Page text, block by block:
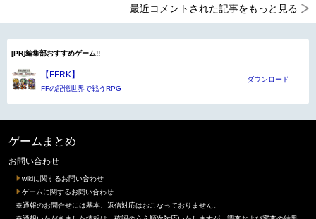
最近コメントされた記事をもっと見る
[PR]編集部おすすめゲーム!!
【FFRK】
FFの記憶世界で戦うRPG
ダウンロード
ゲームまとめ
お問い合わせ
wikiに関するお問い合わせ
ゲームに関するお問い合わせ
※通報のお問合せには基本、返信対応はおこなっておりません。